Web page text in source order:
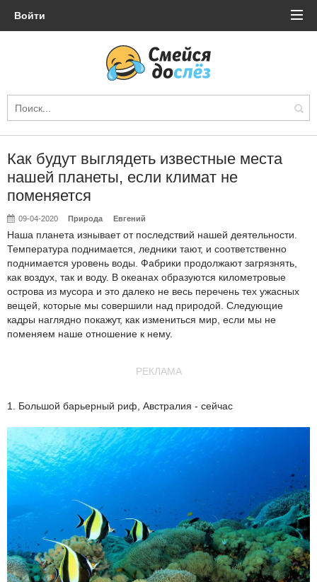
Войти
Как будут выглядеть известные места
нашей планеты, если климат не
поменяется
09-04-2020 Природа Евгений
Наша планета изнывает от последствий нашей деятельности.
Температура поднимается, ледники тают, и соответственно
поднимается уровень воды. Фабрики продолжают загрязнять,
как воздух, так и воду. В океанах образуются километровые
острова из мусора и это далеко не весь перечень тех ужасных
вещей, которые мы совершили над природой. Следующие
кадры наглядно покажут, как измениться мир, если мы не
поменяем наше отношение к нему.
РЕКЛАМА
1. Большой барьерный риф, Австралия - сейчас